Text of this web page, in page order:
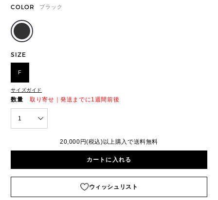
COLOR ブラック
SIZE
F
サイズガイド
数量 取り寄せ｜発送までに1週間前後
1
20,000円(税込)以上購入で送料無料
カートに入れる
ウィッシュリスト